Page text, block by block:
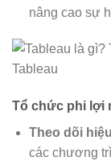
nâng cao sự
Tổ chức phi lợi
Theo dõi
các chương